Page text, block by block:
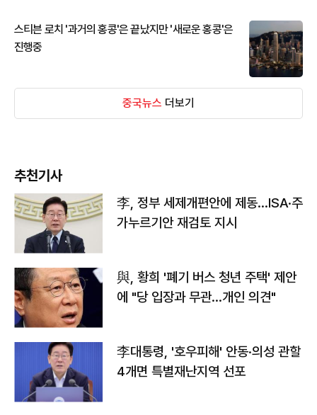
스티븐 로치 '과거의 홍콩'은 끝났지만 '새로운 홍콩'은
진행중
중국뉴스 더보기
추천기사
李, 정부 세제개편안에 제동…ISA·주
가누르기안 재검토 지시
與, 황희 '폐기 버스 청년 주택' 제안
에 "당 입장과 무관…개인 의견"
李대통령, '호우피해' 안동·의성 관할
4개면 특별재난지역 선포